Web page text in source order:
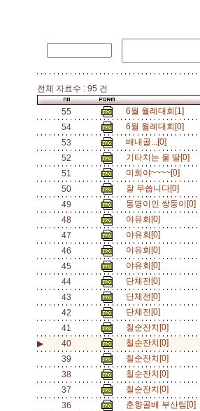
전체 자료수 : 95 건
55
6월 월례대회[1]
54
6월 월례대회[0]
53
배내골...[0]
52
기타치는 울 딸[0]
51
미희야~~~~[0]
50
잘 무씁니다[0]
49
동명이인 쌍둥이[0]
48
야유회[0]
47
야유회[0]
46
야유회[0]
45
야유회[0]
44
단체전[0]
43
단체전[0]
42
단체전[0]
41
칠순잔치[0]
▶
40
칠순잔치[0]
39
칠순잔치[0]
38
칠순잔치[0]
37
칠순잔치[0]
36
춘향골배 부산팀[0]